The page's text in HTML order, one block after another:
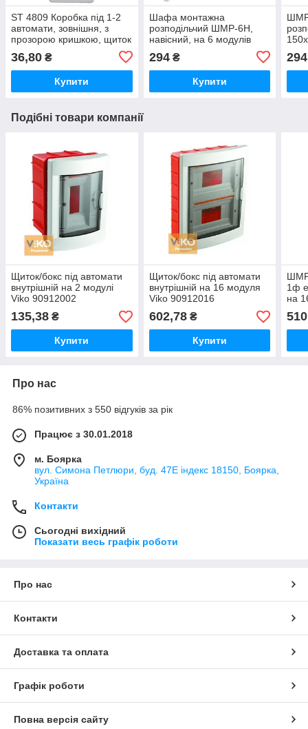
ST 4809 Коробка під 1-2
автомати, зовнішня, з
прозорою кришкою, щиток
монтажний
36,80 ₴
Купити
Шафа монтажна
розподільчий ШМР-6Н,
навісний, на 6 модулів
294₴
Купити
294
Подібні товари компанії
Щиток/бокс під автомати
внутрішній на 2 модулі
Viko 90912002
135,38 ₴
Купити
Щиток/бокс під автомати
внутрішній на 16 модуля
Viko 90912016
602,78₴
Купити
1ф
на
510
Про нас
86% позитивних з 550 відгуків за рік
Працює з 30.01.2018
м. Боярка
вул. Симона Петлюри, буд. 47Е індекс 18150, Боярка,
Україна
Контакти
Сьогодні вихідний
Показати весь графік роботи
Про нас
Контакти
Доставка та оплата
Графік роботи
Повна версія сайту